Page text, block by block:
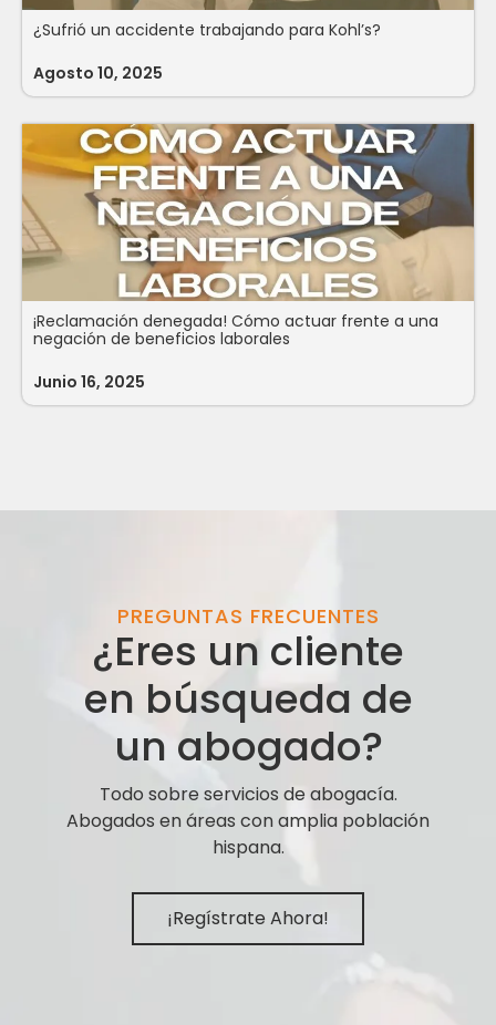
¿Sufrió un accidente trabajando para Kohl’s?
Agosto 10, 2025
¡Reclamación denegada! Cómo actuar frente a una
negación de beneficios laborales
Junio 16, 2025
PREGUNTAS FRECUENTES
¿Eres un cliente
en búsqueda de
un abogado?
Todo sobre servicios de abogacía.
Abogados en áreas con amplia población
hispana.
¡Regístrate Ahora!